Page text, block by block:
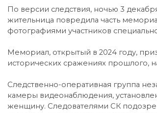
По версии следствия, ночью 3
жительница повредила часть
фотографиями участников
Мемориал, открытый в 2024 году,
исторических сражениях прошлого,
Следственно-оперативная группа
камеры видеонаблюдения,
женщину. Следователями СК